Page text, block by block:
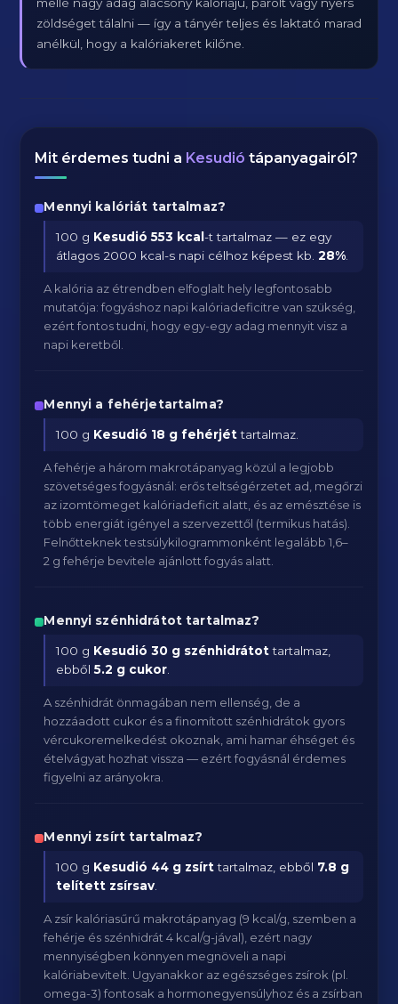
zöldséget tálalni — így a tányér teljes és laktató marad
anélkül, hogy a kalóriakeret kilőne.
Mit érdemes tudni a Kesudió tápanyagairól?
Mennyi kalóriát tartalmaz?
100 g Kesudió 553 kcal-t tartalmaz — ez egy
átlagos 2000 kcal-s napi célhoz képest kb.28%
A kalória az étrendben elfoglalt hely legfontosabb
mutatója: fogyáshoz napi kalóriadeficitre van szükség,
ezért fontos tudni, hogy egy-egy adag mennyit visz a
napi keretből.
Mennyi a fehérjetartalma?
100 g Kesudió 18 g fehérjéttartalmaz.
A fehérje a három makrotápanyag közül a legjobb
szövetséges fogyásnál: erős teltségérzetet ad, megőrzi
az izomtömeget kalóriadeficit alatt, és az emésztése is
több energiát igényel a szervezettől (termikus hatás).
Felnőtteknek testsúlykilogrammonként legalább 1,6–
2 g fehérje bevitele ajánlott fogyás alatt.
Mennyi szénhidrátot tartalmaz?
100 g Kesudió 30 g szénhidrátottartalmaz,
ebből5.2 g cukor
A szénhidrát önmagában nem ellenség, de a
hozzáadott cukor és a finomított szénhidrátok gyors
vércukoremelkedést okoznak, ami hamar éhséget és
ételvágyat hozhat vissza — ezért fogyásnál érdemes
figyelni az arányokra.
Mennyi zsírt tartalmaz?
100 g Kesudió 44 g zsírttartalmaz, ebből 7.8 g
telített zsírsav
A zsír kalóriasűrű makrotápanyag (9 kcal/g, szemben a
fehérje és szénhidrát 4 kcal/g-jával), ezért nagy
mennyiségben könnyen megnöveli a napi
kalóriabevitelt. Ugyanakkor az egészséges zsírok (pl.
omega-3) fontosak a hormonegyensúlyhoz és a zsírban